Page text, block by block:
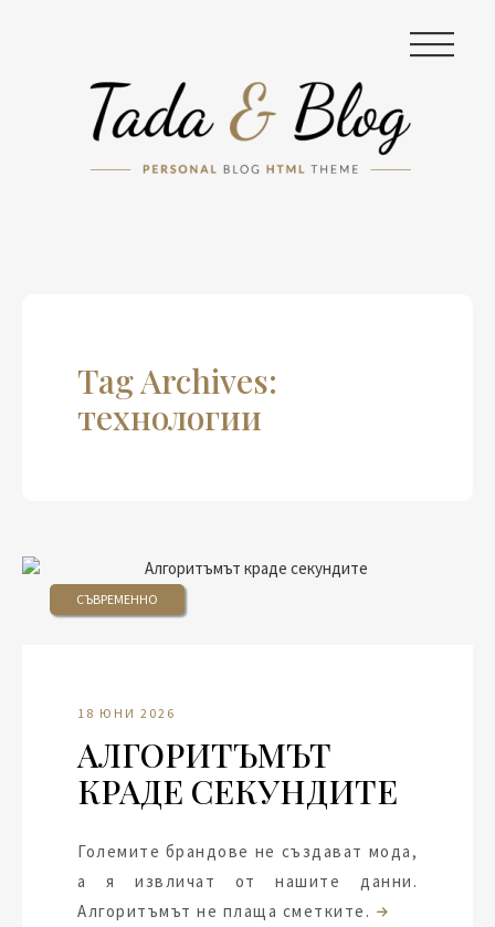
|||
Tag Archives:
технологии
СЪВРЕМЕННО
18 ЮНИ 2026
АЛГОРИТЪМЪТ
КРАДЕ СЕКУНДИТЕ
Големите брандове не създават мода,
а я извличат от нашите данни.
Алгоритъмът не плаща сметките.